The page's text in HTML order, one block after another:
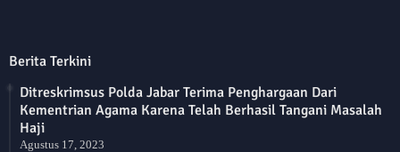
Berita Terkini
Ditreskrimsus Polda Jabar Terima Penghargaan Dari
Kementrian Agama Karena Telah Berhasil Tangani Masalah
Haji
Agustus 17, 2023